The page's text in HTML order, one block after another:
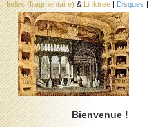
Index (fragmentaire) & Linktree | Disques |
Bienvenue !